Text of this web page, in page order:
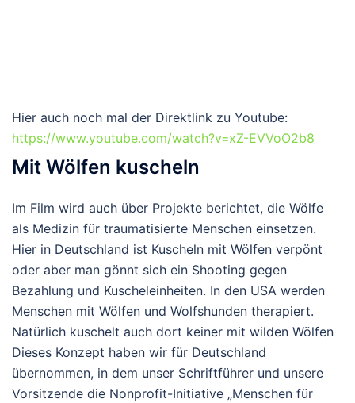
Hier auch noch mal der Direktlink zu Youtube:
https://www.youtube.com/watch?v=xZ-EVVoO2b8
Mit Wölfen kuscheln
Im Film wird auch über Projekte berichtet, die Wölfe
als Medizin für traumatisierte Menschen einsetzen.
Hier in Deutschland ist Kuscheln mit Wölfen verpönt
oder aber man gönnt sich ein Shooting gegen
Bezahlung und Kuscheleinheiten. In den USA werden
Menschen mit Wölfen und Wolfshunden therapiert.
Natürlich kuschelt auch dort keiner mit wilden Wölfen
Dieses Konzept haben wir für Deutschland
übernommen, in dem unser Schriftführer und unsere
Vorsitzende die Nonprofit-Initiative „Menschen für